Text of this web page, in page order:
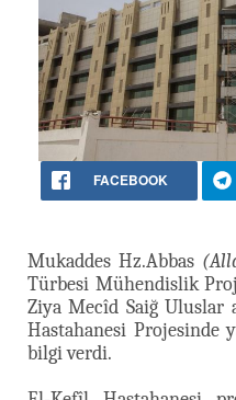
FACEBOOK
Mukaddes Hz.Abbas
Türbesi Mühendislik
Ziya Mecîd Saiğ Uluslar
Hastahanesi Projesinde
bilgi verdi.